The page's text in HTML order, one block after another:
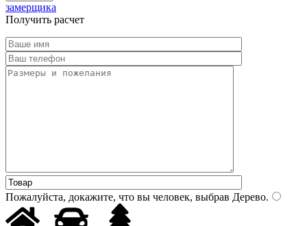
замерщика
Получить расчет
Пожалуйста, докажите, что вы человек, выбрав Дерево.